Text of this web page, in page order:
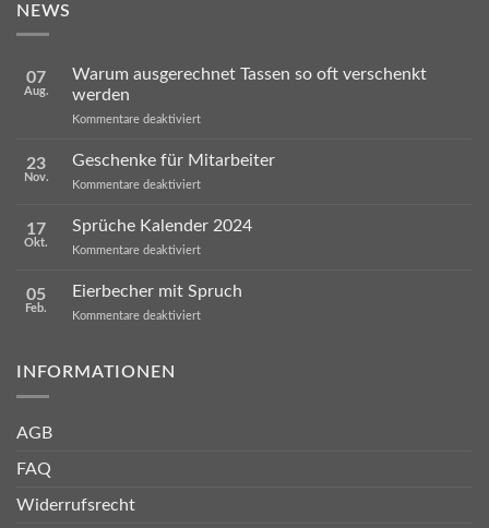
NEWS
07
Aug.
Warum ausgerechnet Tassen so oft verschenkt
werden
Kommentare deaktiviertfür
Tassen
so
werden
23
Nov.
Geschenke für Mitarbeiter
Kommentare deaktiviertfür
Mitarbeiter
17
Okt.
Sprüche Kalender 2024
Kommentare deaktiviertfür
2024
05
Feb.
Eierbecher mit Spruch
Kommentare deaktiviertfür
INFORMATIONEN
AGB
FAQ
Widerrufsrecht